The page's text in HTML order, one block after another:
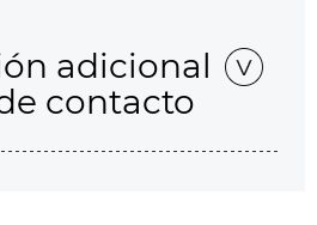
adicional
contacto